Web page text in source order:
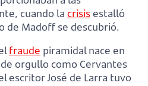
cuando la crisisestalló
de Madoff se descubrió.
fraude piramidal nace en
orgullo como Cervantes
escritor José de Larra tuvo